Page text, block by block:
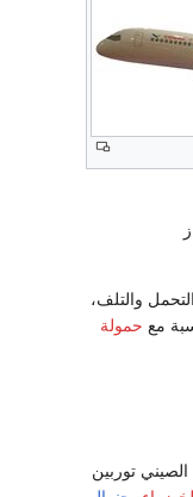
التحمل والتلف،
حمولة
الصيني توربين